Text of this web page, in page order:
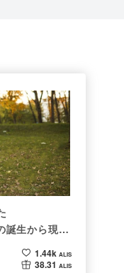
生から現在
1.44k ALIS
38.31 ALIS